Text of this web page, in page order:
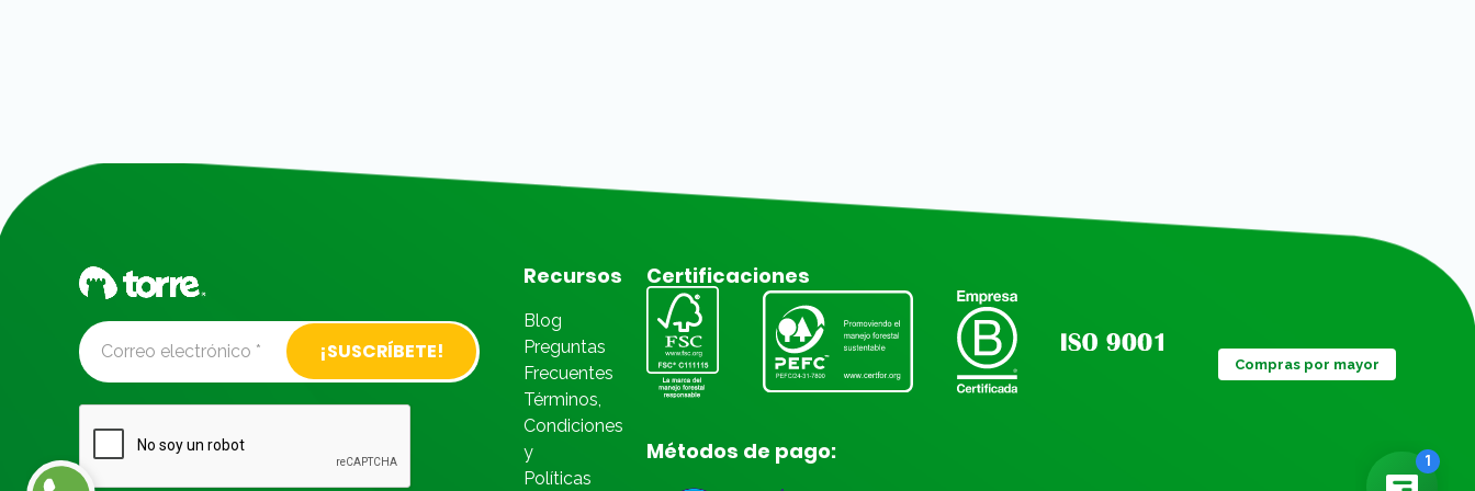
Alternative:
Recursos
Blog
Preguntas
Frecuentes
Términos,
Condiciones
y
Políticas
Certificaciones
Compras por mayor
Métodos de pago: